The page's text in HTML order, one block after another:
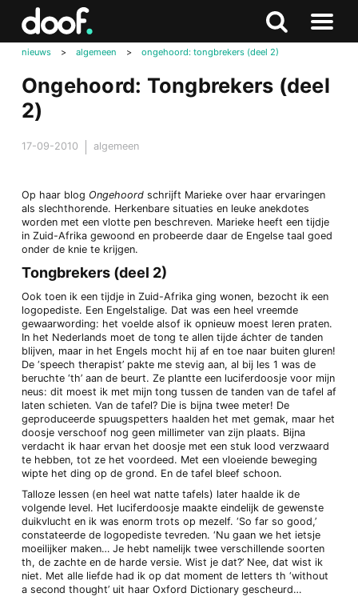
Zoeken
Naar
nieuws > algemeen > ongehoord: tongbrekers (deel 2)
Ongehoord: Tongbrekers (deel
2)
17-09-2010 algemeen
Op haar blog Ongehoordschrijft Marieke over haar ervaringen
als slechthorende. Herkenbare situaties en leuke anekdotes
worden met een vlotte pen beschreven. Marieke heeft een tijdje
in Zuid-Afrika gewoond en probeerde daar de Engelse taal goed
onder de knie te krijgen.
Tongbrekers (deel 2)
Ook toen ik een tijdje in Zuid-Afrika ging wonen, bezocht ik een
logopediste. Een Engelstalige. Dat was een heel vreemde
gewaarwording: het voelde alsof ik opnieuw moest leren praten.
In het Nederlands moet de tong te allen tijde áchter de tanden
blijven, maar in het Engels mocht hij af en toe naar buiten gluren!
De ‘speech therapist’ pakte me stevig aan, al bij les 1 was de
beruchte ‘th’ aan de beurt. Ze plantte een luciferdoosje voor mijn
neus: dit moest ik met mijn tong tussen de tanden van de tafel af
laten schieten. Van de tafel? Die is bijna twee meter! De
geproduceerde spuugspetters haalden het met gemak, maar het
doosje verschoof nog geen millimeter van zijn plaats. Bijna
verdacht ik haar ervan het doosje met een stuk lood verzwaard
te hebben, tot ze het voordeed. Met een vloeiende beweging
wipte het ding op de grond. En de tafel bleef schoon.
Talloze lessen (en heel wat natte tafels) later haalde ik de
volgende level. Het luciferdoosje maakte eindelijk de gewenste
duikvlucht en ik was enorm trots op mezelf. ‘So far so good,’
constateerde de logopediste tevreden. ‘Nu gaan we het ietsje
moeilijker maken… Je hebt namelijk twee verschillende soorten
th, de zachte en de harde versie. Wist je dat?’ Nee, dat wist ik
niet. Met alle liefde had ik op dat moment de letters th ‘without
a second thought’ uit haar Oxford Dictionary gescheurd…
Doof.nl
Zoeken